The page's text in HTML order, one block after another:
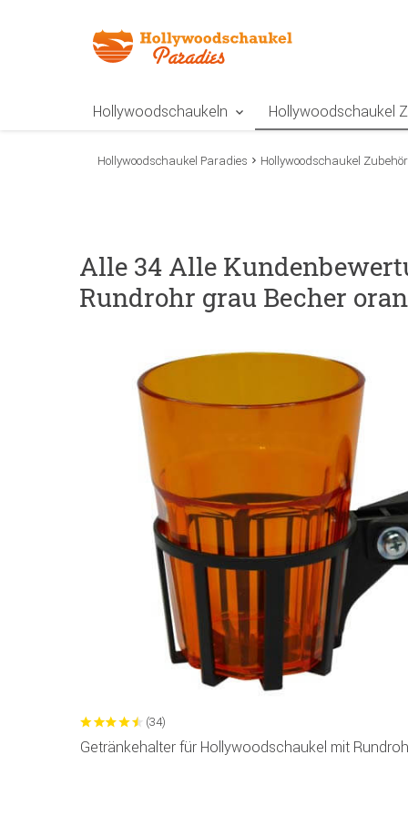
Hollywoodschaukeln Hollywoodschaukel
Hollywoodschaukel Paradies Hollywoodschaukel Zubehör
Alle 34 Alle
Rundrohr grau Becher
(34)
Getränkehalter für Hollywoodschaukel mit